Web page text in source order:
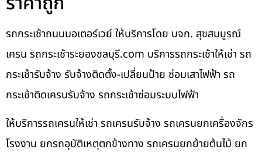
รถกระเช้าถนนมอเตอร์เวย์ ให้บริการโดย บจก. สุขสมบูรณ์
เครน รถกระเช้าระยองชลบุรี.com บริการรถกระเช้าให้เช่า รถ
กระเช้ารับจ้าง รับจ้างติดตั้ง-เปลี่ยนป้าย ซ่อมเสาไฟฟ้า รถ
กระเช้าติดเครนรับจ้าง รถกระเช้าซ่อมระบบไฟฟ้า
ให้บริการรถเครนให้เช่า รถเครนรับจ้าง รถเครนยกเครื่องจักร
โรงงาน ยกรถอุบัติเหตุตกข้างทาง รถเครนยกย้ายต้นไม้ ยก